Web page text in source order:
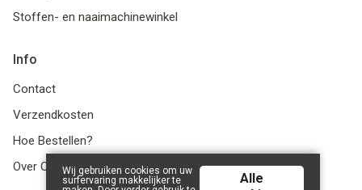
Stoffen- en naaimachinewinkel
Info
Contact
Verzendkosten
Hoe Bestellen?
Over Ons
Wij gebruiken cookies om uw
surfervaring makkelijker te
Alle